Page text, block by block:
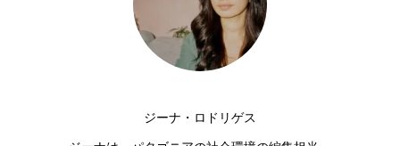
ジーナ・ロドリゲス